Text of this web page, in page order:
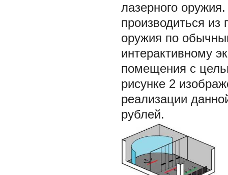
лазерного
производиться из
оружия по
интерактивному
помещения с
рисунке 2
реализации
рублей.